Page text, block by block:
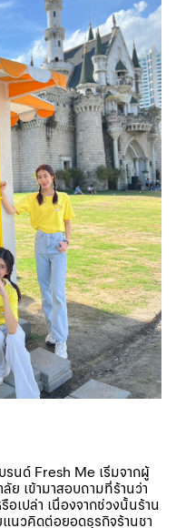
รนด์ Fresh Me เริ่มจากผู้
เข้ามาสอบถามที่ร้านว่า
เปล่า เนื่องจากช่วงนั้นร้าน
แนวคิดต่อยอดธุรกิจร้านชา